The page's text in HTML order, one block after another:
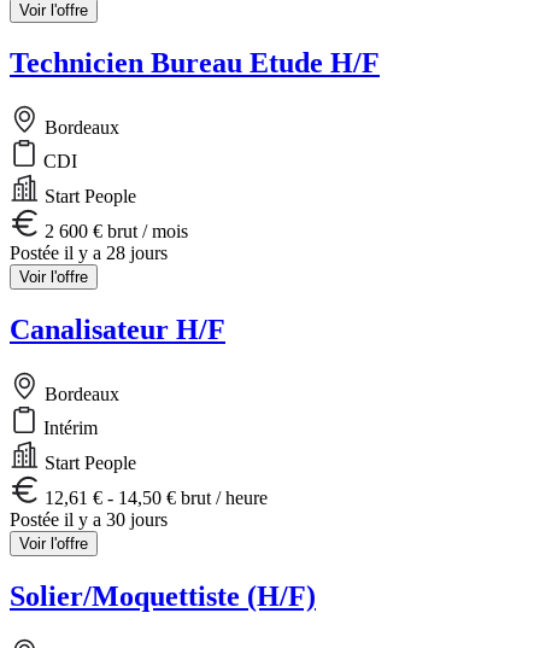
Voir l'offre
Technicien Bureau Etude H/F
Bordeaux
CDI
Start People
2 600 € brut / mois
Postée il y a 28 jours
Voir l'offre
Canalisateur H/F
Bordeaux
Intérim
Start People
12,61 € - 14,50 € brut / heure
Postée il y a 30 jours
Voir l'offre
Solier/Moquettiste (H/F)